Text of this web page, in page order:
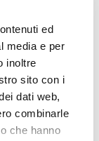
ed
media e per
inoltre
sito con i
dati web,
combinarle
che hanno
primo soccorso